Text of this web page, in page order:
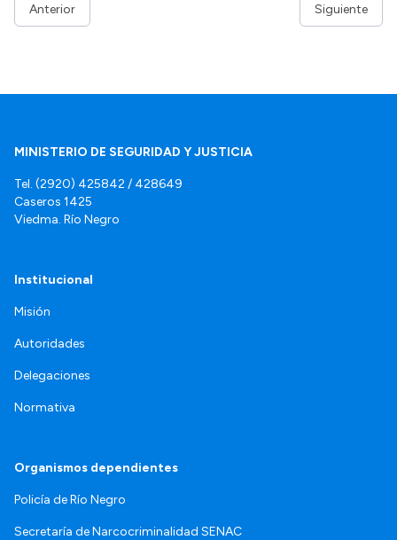
Anterior Siguiente
MINISTERIO DE SEGURIDAD Y JUSTICIA
Tel. (2920) 425842 / 428649
Caseros 1425
Viedma. Río Negro
Institucional
Misión
Autoridades
Delegaciones
Normativa
Organismos dependientes
Policía de Río Negro
Secretaría de Narcocriminalidad SENAC